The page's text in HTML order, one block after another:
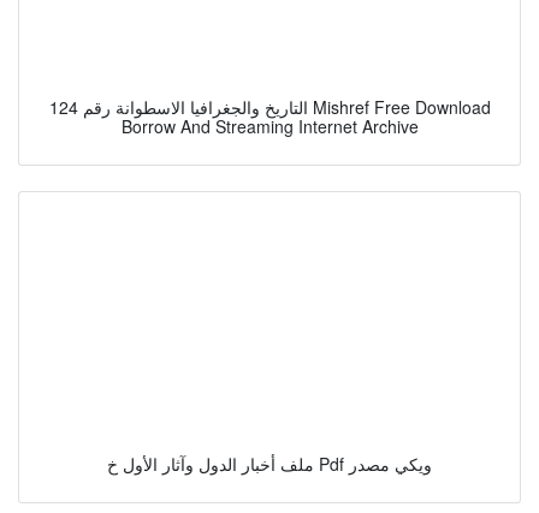
التاريخ والجغرافيا الاسطوانة رقم 124 Mishref Free Download
Borrow And Streaming Internet Archive
ملف أخبار الدول وآثار الأول خ Pdf ويكي مصدر